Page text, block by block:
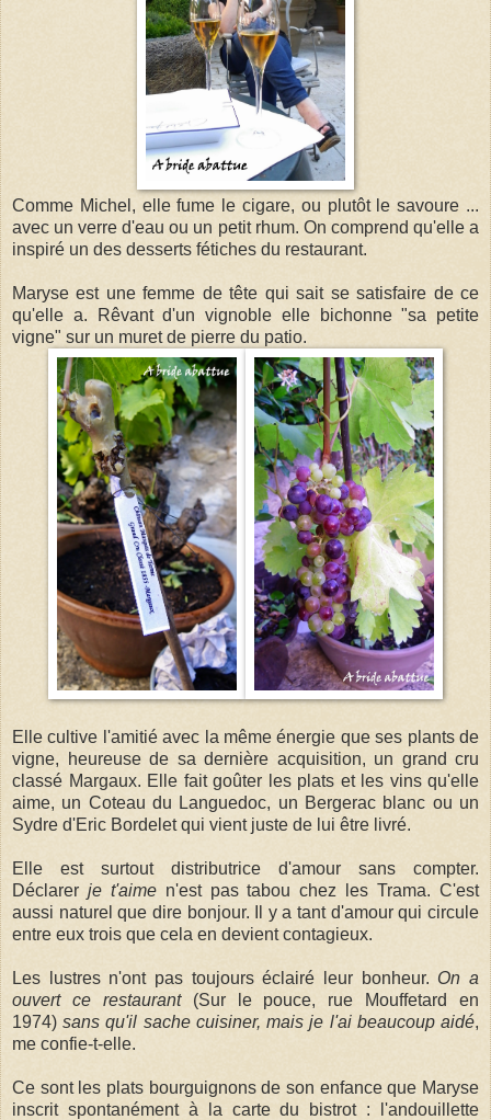
Comme Michel, elle fume le cigare, ou plutôt le savoure ...
avec un verre d'eau ou un petit rhum. On comprend qu'elle a
inspiré un des desserts fétiches du restaurant.
Maryse est une femme de tête qui sait se satisfaire de ce
qu'elle a. Rêvant d'un vignoble elle bichonne "sa petite
vigne" sur un muret de pierre du patio.
Elle cultive l'amitié avec la même énergie que ses plants de
vigne, heureuse de sa dernière acquisition, un grand cru
classé Margaux. Elle fait goûter les plats et les vins qu'elle
aime, un Coteau du Languedoc, un Bergerac blanc ou un
Sydre d'Eric Bordelet qui vient juste de lui être livré.
Elle est surtout distributrice d'amour sans compter.
Déclarer je t'aimen'est pas tabou chez les Trama. C'est
aussi naturel que dire bonjour. Il y a tant d'amour qui circule
entre eux trois que cela en devient contagieux.
Les lustres n'ont pas toujours éclairé leur bonheur. On a
ouvert ce restaurant(Sur le pouce, rue Mouffetard en
1974)sans qu'il sache cuisiner, mais je l'ai beaucoup aidé,
me confie-t-elle.
Ce sont les plats bourguignons de son enfance que Maryse
inscrit spontanément à la carte du bistrot : l'andouillette